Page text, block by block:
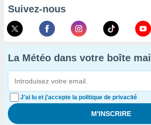
Suivez-nous
La Météo dans votre boîte mail
J'ai lu et j'accepte la politique de privacité